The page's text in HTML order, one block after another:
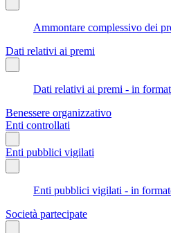
Ammontare complessivo dei
Dati relativi ai premi
Dati relativi ai premi - in
Benessere organizzativo
Enti controllati
Enti pubblici vigilati
Enti pubblici vigilati - in
Società partecipate